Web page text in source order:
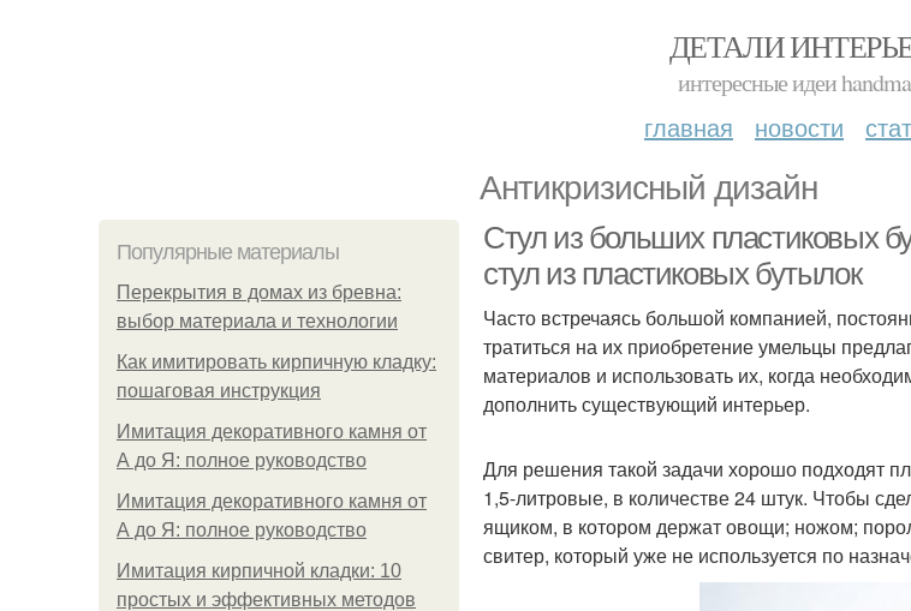
ДЕТАЛИ
интересные идеи
главная новости
Антикризисный дизайн
Популярные материалы
Перекрытия в домах из бревна:
выбор материала и технологии
Как имитировать кирпичную кладку:
пошаговая инструкция
Имитация декоративного камня от
А до Я: полное руководство
Имитация декоративного камня от
А до Я: полное руководство
Имитация кирпичной кладки: 10
простых и эффективных методов
Стул из больших пластиковых
стул из пластиковых бутылок
Часто встречаясь большой компанией,
тратиться на их приобретение умельцы
материалов и использовать их, когда
дополнить существующий интерьер.
Для решения такой задачи хорошо подходят
1,5-литровые, в количестве 24 штук. Чтобы
ящиком, в котором держат овощи; ножом;
свитер, который уже не используется по